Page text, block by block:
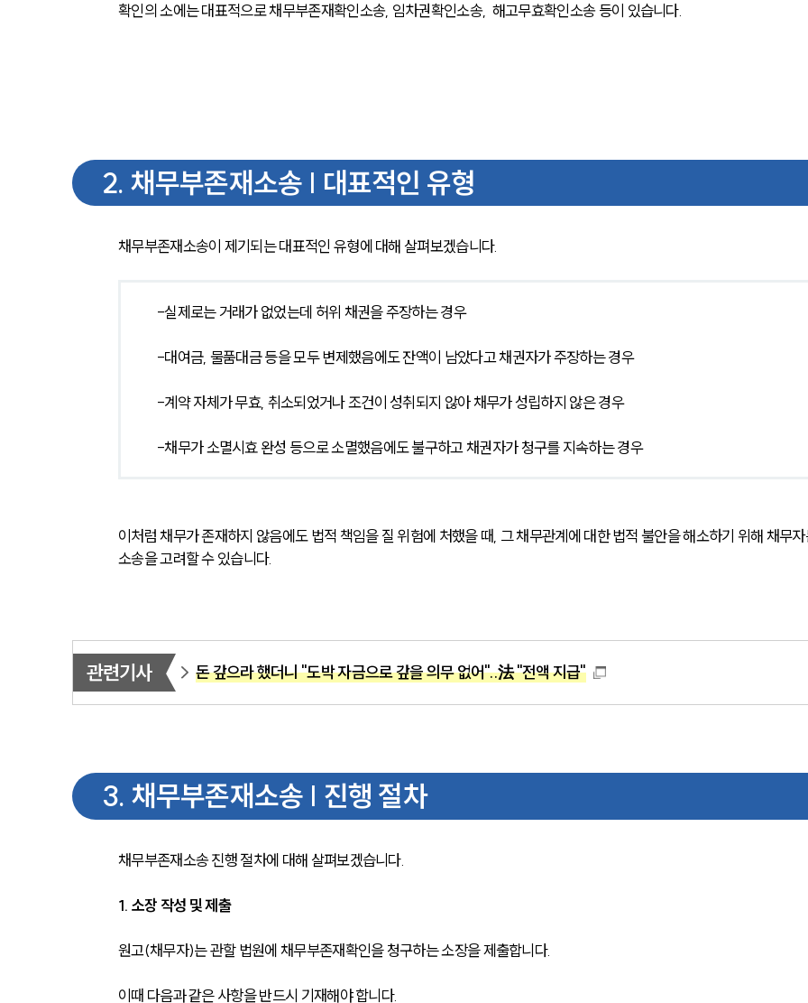
확인의 소에는 대표적으로 채무부존재확인소송, 임차권확인소송,  해고무효확인소송 등이 있습니다.
2. 채무부존재소송 | 대표적인 유형
채무부존재소송이 제기되는 대표적인 유형에 대해 살펴보겠습니다.
-실제로는 거래가 없었는데 허위 채권을 주장하는 경우
-대여금, 물품대금 등을 모두 변제했음에도 잔액이 남았다고 채권자가 주장하는 경우
-계약 자체가 무효, 취소되었거나 조건이 성취되지 않아 채무가 성립하지 않은 경우
-채무가 소멸시효 완성 등으로 소멸했음에도 불구하고 채권자가 청구를 지속하는 경우
이처럼 채무가 존재하지 않음에도 법적 책임을 질 위험에 처했을 때, 그 채무관계에 대한 법적 불안을 해소하기 위해 채무
소송을 고려할 수 있습니다.
관련기사 돈 갚으라 했더니 "도박 자금으로 갚을 의무 없어"..法 "전액 지급"
3. 채무부존재소송 | 진행 절차
채무부존재소송 진행 절차에 대해 살펴보겠습니다.
1. 소장 작성 및 제출
원고(채무자)는 관할 법원에 채무부존재확인을 청구하는 소장을 제출합니다.
이때 다음과 같은 사항을 반드시 기재해야 합니다.